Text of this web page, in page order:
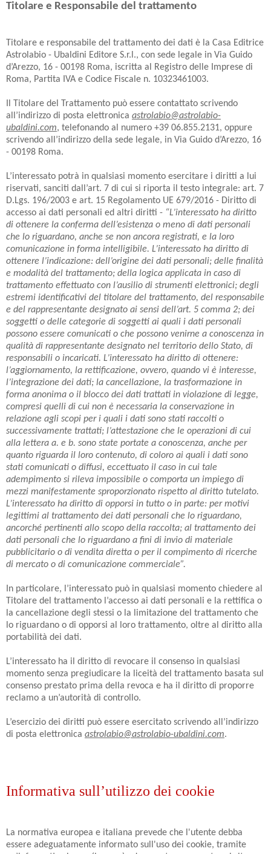
Titolare e Responsabile del trattamento
Titolare e responsabile del trattamento dei dati è la Casa Editrice
Astrolabio - Ubaldini Editore S.r.l., con sede legale in Via Guido
d’Arezzo, 16 - 00198 Roma, iscritta al Registro delle Imprese di
Roma, Partita IVA e Codice Fiscale n. 10323461003.
Il Titolare del Trattamento può essere contattato scrivendo
all’indirizzo di posta elettronica astrolabio@astrolabio-
ubaldini.com, telefonando al numero +39 06.855.2131, oppure
scrivendo all’indirizzo della sede legale, in Via Guido d’Arezzo, 16
- 00198 Roma.
L’interessato potrà in qualsiasi momento esercitare i diritti a lui
riservati, sanciti dall’art. 7 di cui si riporta il testo integrale: art. 7
D.Lgs. 196/2003 e art. 15 Regolamento UE 679/2016 - Diritto di
accesso ai dati personali ed altri diritti - “L’interessato ha diritto
di ottenere la conferma dell’esistenza o meno di dati personali
che lo riguardano, anche se non ancora registrati, e la loro
comunicazione in forma intelligibile. L’interessato ha diritto di
ottenere l’indicazione: dell’origine dei dati personali; delle finalità
e modalità del trattamento; della logica applicata in caso di
trattamento effettuato con l’ausilio di strumenti elettronici; degli
estremi identificativi del titolare del trattamento, del responsabile
e del rappresentante designato ai sensi dell’art. 5 comma 2; dei
soggetti o delle categorie di soggetti ai quali i dati personali
possono essere comunicati o che possono venirne a conoscenza in
qualità di rappresentante designato nel territorio dello Stato, di
responsabili o incaricati. L’interessato ha diritto di ottenere:
l’aggiornamento, la rettificazione, ovvero, quando vi è interesse,
l’integrazione dei dati; la cancellazione, la trasformazione in
forma anonima o il blocco dei dati trattati in violazione di legge,
compresi quelli di cui non è necessaria la conservazione in
relazione agli scopi per i quali i dati sono stati raccolti o
successivamente trattati; l’attestazione che le operazioni di cui
alla lettera a. e b. sono state portate a conoscenza, anche per
quanto riguarda il loro contenuto, di coloro ai quali i dati sono
stati comunicati o diffusi, eccettuato il caso in cui tale
adempimento si rileva impossibile o comporta un impiego di
mezzi manifestamente sproporzionato rispetto al diritto tutelato.
L’interessato ha diritto di opporsi in tutto o in parte: per motivi
legittimi al trattamento dei dati personali che lo riguardano,
ancorché pertinenti allo scopo della raccolta; al trattamento dei
dati personali che lo riguardano a fini di invio di materiale
pubblicitario o di vendita diretta o per il compimento di ricerche
di mercato o di comunicazione commerciale”.
In particolare, l’interessato può in qualsiasi momento chiedere al
Titolare del trattamento l’accesso ai dati personali e la rettifica o
la cancellazione degli stessi o la limitazione del trattamento che
lo riguardano o di opporsi al loro trattamento, oltre al diritto alla
portabilità dei dati.
L’interessato ha il diritto di revocare il consenso in qualsiasi
momento senza pregiudicare la liceità del trattamento basata sul
consenso prestato prima della revoca e ha il diritto di proporre
reclamo a un’autorità di controllo.
L’esercizio dei diritti può essere esercitato scrivendo all’indirizzo
di posta elettronica astrolabio@astrolabio-ubaldini.com.
Informativa sull’utilizzo dei cookie
La normativa europea e italiana prevede che l'utente debba
essere adeguatamente informato sull'uso dei cookie, tramite